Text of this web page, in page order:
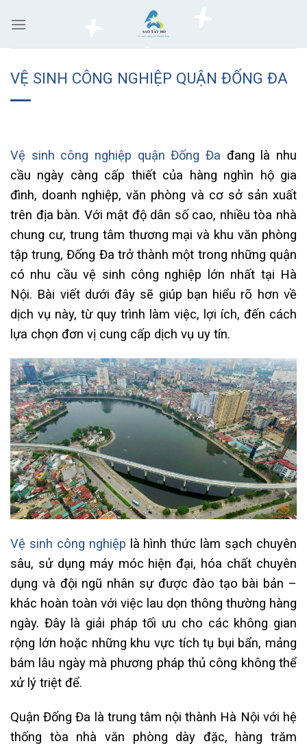
VỆ SINH CÔNG NGHIỆP QUẬN ĐỐNG ĐA
Vệ sinh công nghiệp quận Đống Đa đang là nhu
cầu ngày càng cấp thiết của hàng nghìn hộ gia
đình, doanh nghiệp, văn phòng và cơ sở sản xuất
trên địa bàn. Với mật độ dân số cao, nhiều tòa nhà
chung cư, trung tâm thương mại và khu văn phòng
tập trung, Đống Đa trở thành một trong những quận
có nhu cầu vệ sinh công nghiệp lớn nhất tại Hà
Nội. Bài viết dưới đây sẽ giúp bạn hiểu rõ hơn về
dịch vụ này, từ quy trình làm việc, lợi ích, đến cách
lựa chọn đơn vị cung cấp dịch vụ uy tín.
Vệ sinh công nghiệp là hình thức làm sạch chuyên
sâu, sử dụng máy móc hiện đại, hóa chất chuyên
dụng và đội ngũ nhân sự được đào tạo bài bản –
khác hoàn toàn với việc lau dọn thông thường hàng
ngày. Đây là giải pháp tối ưu cho các không gian
rộng lớn hoặc những khu vực tích tụ bụi bẩn, mảng
bám lâu ngày mà phương pháp thủ công không thể
xử lý triệt để.
Quận Đống Đa là trung tâm nội thành Hà Nội với hệ
thống tòa nhà văn phòng dày đặc, hàng trăm